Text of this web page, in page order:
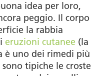
idea per loro,
peggio. Il corpo
la rabbia
eruzioni cutanee (la
è uno dei rimedi più
tipiche le croste